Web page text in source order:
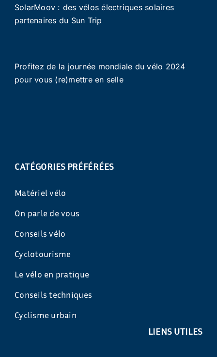
SolarMoov : des vélos électriques solaires
partenaires du Sun Trip
Profitez de la journée mondiale du vélo 2024
pour vous (re)mettre en selle
CATÉGORIES PRÉFÉRÉES
Matériel vélo
On parle de vous
Conseils vélo
Cyclotourisme
Le vélo en pratique
Conseils techniques
Cyclisme urbain
LIENS UTILES